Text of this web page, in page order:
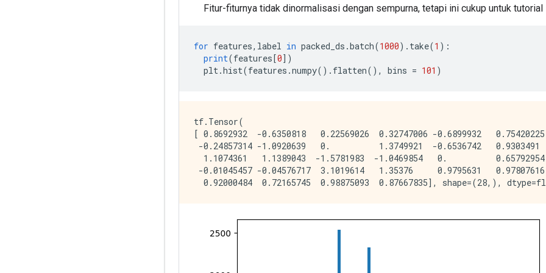
Fitur-fiturnya tidak dinormalisasi dengan sempurna, tetapi ini cukup untuk tutorial
for features, label in packed_ds .batch(1000). take(1 ):
print(features[0])
plt.hist(features .numpy(). flatten(), bins = 101 )
tf.Tensor(
[ 0.8692932  -0.6350818   0.22569026  0.32747006 -0.6899932   0.75420225
-0.24857314 -1.0920639   0.          1.3749921  -0.6536742   0.9303491
  1.1074361   1.1389043  -1.5781983  -1.0469854   0.          0.65792954
-0.01045457 -0.04576717  3.1019614   1.35376     0.9795631   0.97807616